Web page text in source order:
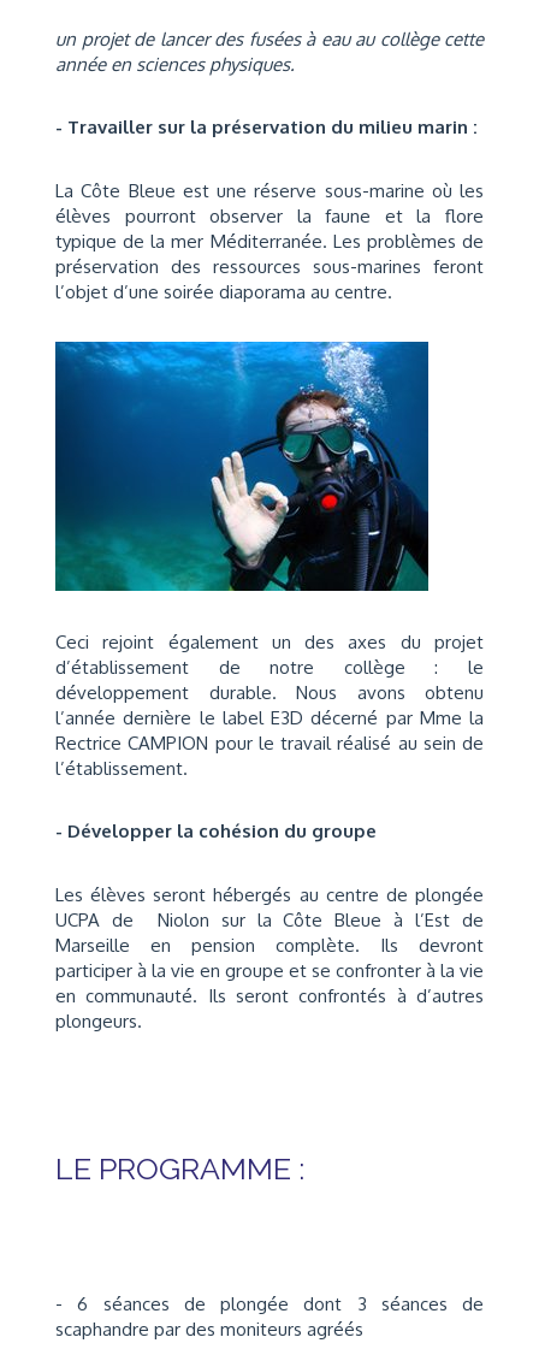
un projet de lancer des fusées à eau au collège cette
année en sciences physiques.
- Travailler sur la préservation du milieu marin :
La Côte Bleue est une réserve sous-marine où les
élèves pourront observer la faune et la flore
typique de la mer Méditerranée. Les problèmes de
préservation des ressources sous-marines feront
l’objet d’une soirée diaporama au centre.
Ceci rejoint également un des axes du projet
d’établissement de notre collège : le
développement durable. Nous avons obtenu
l’année dernière le label E3D décerné par Mme la
Rectrice CAMPION pour le travail réalisé au sein de
l’établissement.
- Développer la cohésion du groupe
Les élèves seront hébergés au centre de plongée
UCPA de Niolon sur la Côte Bleue à l’Est de
Marseille en pension complète. Ils devront
participer à la vie en groupe et se confronter à la vie
en communauté. Ils seront confrontés à d’autres
plongeurs.
LE PROGRAMME :
- 6 séances de plongée dont 3 séances de
scaphandre par des moniteurs agréés